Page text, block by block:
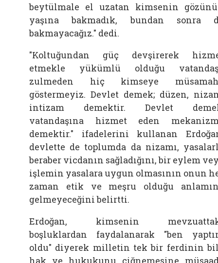
beytülmale el uzatan kimsenin
yaşına bakmadık, bundan sonra
bakmayacağız." dedi.
"Koltuğundan güç devşirerek
etmekle yükümlü olduğu
zulmeden hiç kimseye
göstermeyiz. Devlet demek; düzen,
intizam demektir. Devlet
vatandaşına hizmet eden
demektir." ifadelerini kullanan
devlette de toplumda da nizamı,
beraber vicdanın sağladığını, bir eylem
işlemin yasalara uygun olmasının onun
zaman etik ve meşru olduğu
gelmeyeceğini belirtti.
Erdoğan, kimsenin
boşluklardan faydalanarak "ben
oldu" diyerek milletin tek bir ferdinin
hak ve hukukunu çiğnemesine